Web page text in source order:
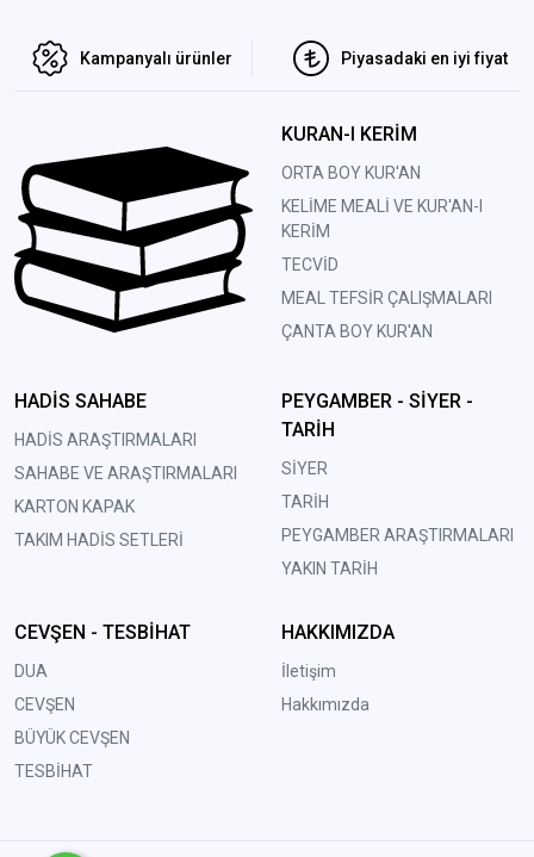
Kampanyalı ürünler Piyasadaki en iyi fiyat
KURAN-I KERİM
ORTA BOY KUR'AN
KELİME MEALİ VE KUR'AN-I
KERİM
TECVİD
MEAL TEFSİR ÇALIŞMALARI
ÇANTA BOY KUR'AN
HADİS SAHABE
HADİS ARAŞTIRMALARI
SAHABE VE ARAŞTIRMALARI
KARTON KAPAK
TAKIM HADİS SETLERİ
PEYGAMBER - SİYER -
TARİH
SİYER
TARİH
PEYGAMBER ARAŞTIRMALARI
YAKIN TARİH
CEVŞEN - TESBİHAT
DUA
CEVŞEN
BÜYÜK CEVŞEN
TESBİHAT
HAKKIMIZDA
İletişim
Hakkımızda